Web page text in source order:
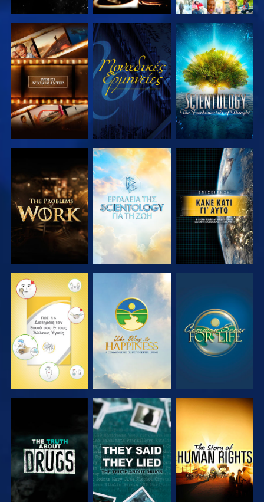
ΕΞΕΡΕΥΝΗΣΤΕ
ΤΗ ΣΕΙΡΑ
ΠΑΡΑΚΟΛΟΥΘΗΣΤΕ
ΕΞΕΡΕΥΝΗΣΤΕ
ΤΗ ΣΕΙΡΑ
ΕΞΕΡΕΥΝΗΣΤΕ
ΤΗ ΣΕΙΡΑ
ΕΞΕΡΕΥΝΗΣΤΕ
ΤΗ ΣΕΙΡΑ
ΠΑΡΑΚΟΛΟΥΘΗΣΤΕ
ΠΑΡΑΚΟΛΟΥΘΗΣΤΕ ΠΑΡΑΚΟΛΟΥΘΗΣΤΕ ΠΑΡΑΚΟΛΟΥΘΗΣΤΕ
ΠΑΡΑΚΟΛΟΥΘΗΣΤΕ ΠΑΡΑΚΟΛΟΥΘΗΣΤΕ ΠΑΡΑΚΟΛΟΥΘΗΣΤΕ